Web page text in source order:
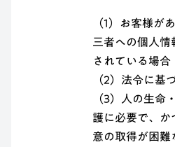
（1）お客様が
三者への個人情
されている場合
（2）法令に基
（3）人の生命
護に必要で、か
意の取得が困難